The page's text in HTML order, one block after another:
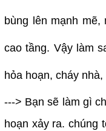
bùng lên mạnh
cao tầng. Vậy làm
hỏa hoạn, cháy nhà,
---> Bạn sẽ làm gì
hoạn xảy ra. chúng